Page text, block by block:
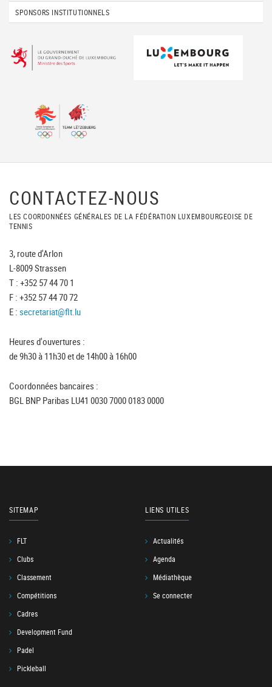
SPONSORS INSTITUTIONNELS
CONTACTEZ-NOUS
LES COORDONNÉES GÉNÉRALES DE LA FÉDÉRATION LUXEMBOURGEOISE DE
TENNIS
3, route d'Arlon
L-8009 Strassen
T : +352 57 44 70 1
F : +352 57 44 70 72
E : secretariat@flt.lu
Heures d'ouvertures :
de 9h30 à 11h30 et de 14h00 à 16h00
Coordonnées bancaires :
BGL BNP Paribas LU41 0030 7000 0183 0000
SITEMAP
FLT
Clubs
Classement
Compétitions
Cadres
Development Fund
Padel
Pickleball
LIENS UTILES
Actualités
Agenda
Médiathèque
Se connecter